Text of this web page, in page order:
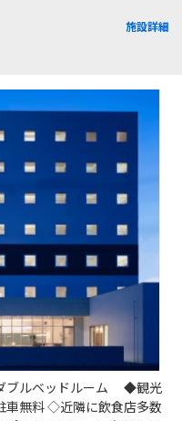
施設詳細
ブルベッドルーム ◆観光
車無料 ◇近隣に飲食店多数